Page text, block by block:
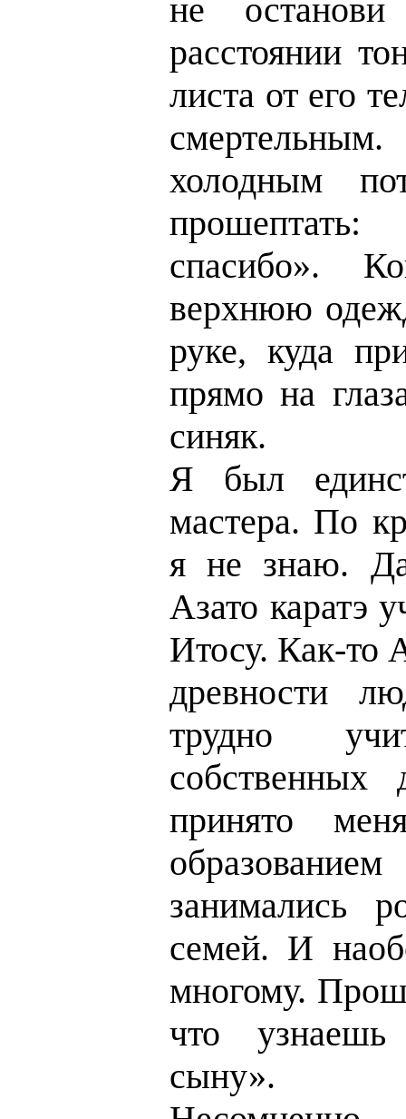
не
расстоянии
листа от его
холодным
спасибо».
верхнюю
руке, куда
прямо на
синяк.
Я был
мастера. По
я не знаю.
Азато каратэ
Итосу. Как-то
древности
трудно
собственных
принято
занимались
семей. И
многому.
что
сыну».